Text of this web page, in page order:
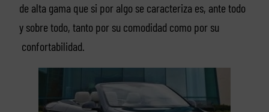
de alta gama que si por algo se caracteriza es, ante todo
y sobre todo, tanto por su comodidad como por su
confortabilidad.